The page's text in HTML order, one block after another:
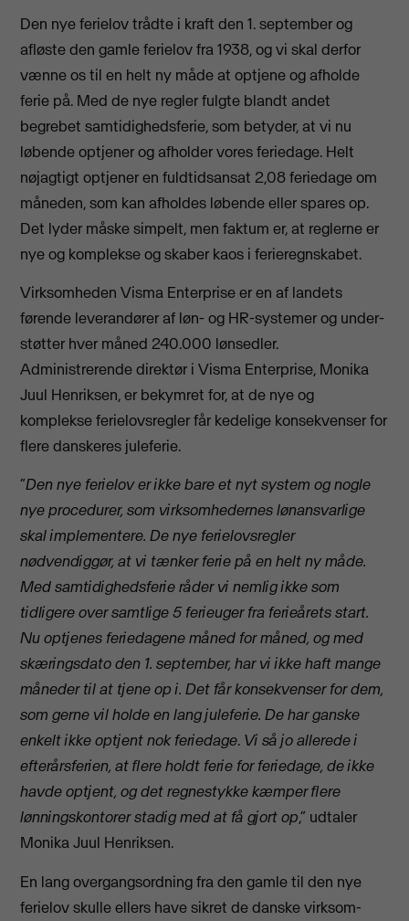
Den nye ferielov trådte i kraft den 1. september og
afløste den gamle ferielov fra 1938, og vi skal derfor
vænne os til en helt ny måde at optjene og afholde
ferie på. Med de nye regler fulgte blandt andet
begrebet samtidighedsferie, som betyder, at vi nu
løbende optjener og afholder vores feriedage. Helt
nøjagtigt optjener en fuldtidsansat 2,08 feriedage om
måneden, som kan afholdes løbende eller spares op.
Det lyder måske simpelt, men faktum er, at reglerne er
nye og komplekse og skaber kaos i ferieregnskabet.
Virksomheden Visma Enterprise er en af landets
førende leverandører af løn- og HR-systemer og under­
støtter hver måned 240.000 lønsedler.
Administrerende direktør i Visma Enterprise, Monika
Juul Henriksen, er bekymret for, at de nye og
komplekse ferielovsregler får kedelige konsekvenser for
flere danskeres juleferie.
”Den nye ferielov er ikke bare et nyt system og nogle
nye procedurer, som virksomhedernes lønansvarlige
skal implementere. De nye ferielovsregler
nødvendiggør, at vi tænker ferie på en helt ny måde.
Med samtidighedsferie råder vi nemlig ikke som
tidligere over samtlige 5 ferieuger fra ferieårets start.
Nu optjenes feriedagene måned for måned, og med
skæringsdato den 1. september, har vi ikke haft mange
måneder til at tjene op i. Det får konsekvenser for dem,
som gerne vil holde en lang juleferie. De har ganske
enkelt ikke optjent nok feriedage. Vi så jo allerede i
efterårsferien, at flere holdt ferie for feriedage, de ikke
havde optjent, og det regnestykke kæmper flere
lønningskontorer stadig med at få gjort op,” udtaler
Monika Juul Henriksen.
En lang overgangsordning fra den gamle til den nye
ferielov skulle ellers have sikret de danske virksom­